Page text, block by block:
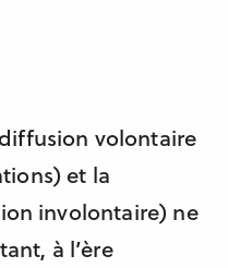
volontaire
et la
involontaire) ne
à l’ère